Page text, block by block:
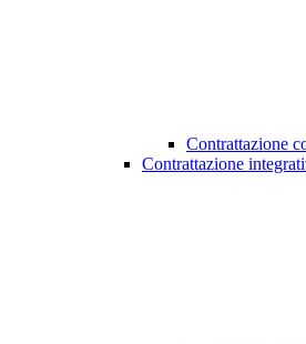
Contrattazione
Contrattazione